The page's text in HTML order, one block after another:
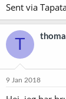
Sent via
T
9 Jan 2018